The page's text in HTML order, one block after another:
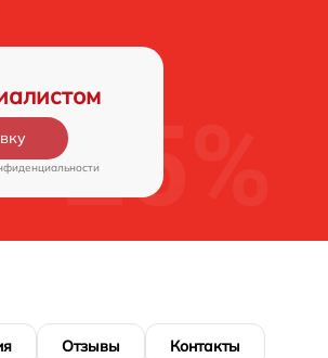
Отзывы Контакты